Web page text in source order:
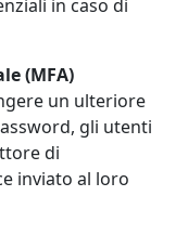
in caso di
(MFA)
un ulteriore
gli utenti
di
inviato al loro